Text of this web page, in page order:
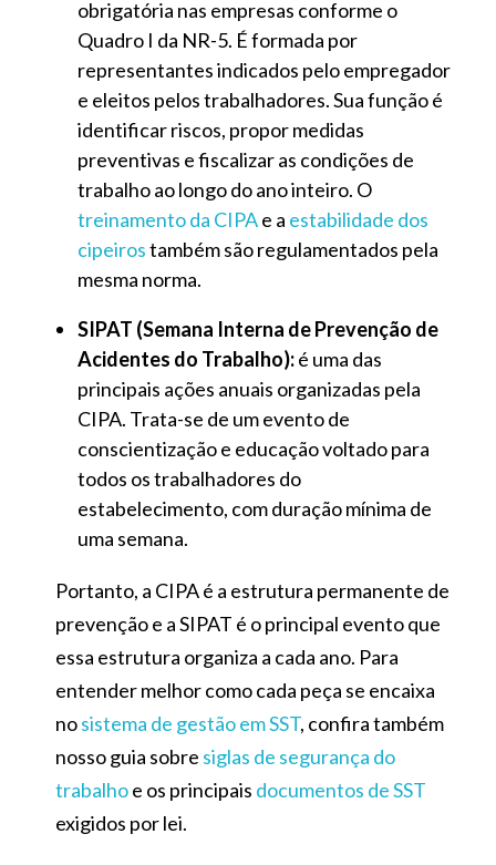
obrigatória nas empresas conforme o
Quadro I da NR-5. É formada por
representantes indicados pelo empregador
e eleitos pelos trabalhadores. Sua função é
identificar riscos, propor medidas
preventivas e fiscalizar as condições de
trabalho ao longo do ano inteiro. O
treinamento da CIPAe a estabilidade dos
cipeirostambém são regulamentados pela
mesma norma.
SIPAT (Semana Interna de Prevenção de
Acidentes do Trabalho):é uma das
principais ações anuais organizadas pela
CIPA. Trata-se de um evento de
conscientização e educação voltado para
todos os trabalhadores do
estabelecimento, com duração mínima de
uma semana.
Portanto, a CIPA é a estrutura permanente de
prevenção e a SIPAT é o principal evento que
essa estrutura organiza a cada ano. Para
entender melhor como cada peça se encaixa
nosistema de gestão em SST, confira também
nosso guia sobre siglas de segurança do
trabalhoe os principais documentos de SST
exigidos por lei.